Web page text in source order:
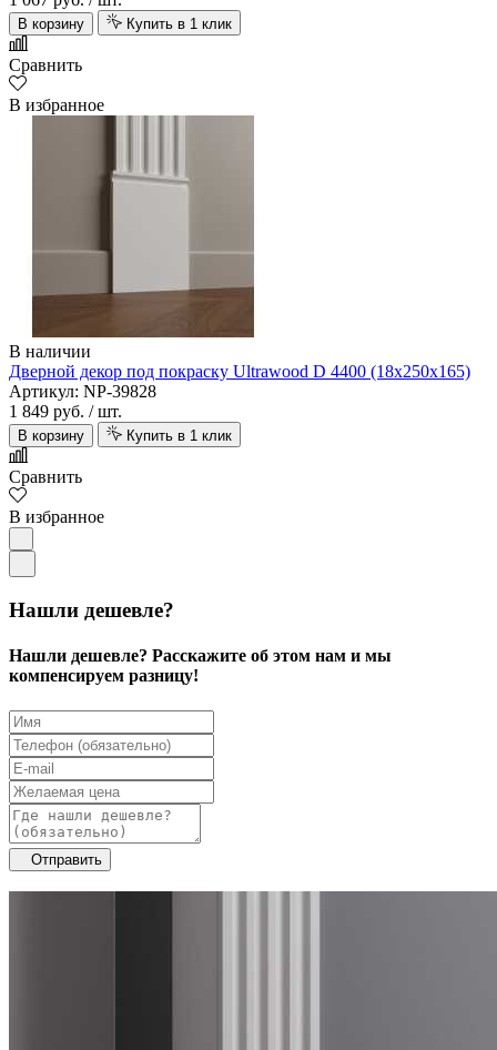
В корзину Купить в 1 клик
Сравнить
В избранное
В наличии
Дверной декор под покраску Ultrawood D 4400 (18х250х165)
Артикул: NP-39828
1 849 руб. / шт.
В корзину Купить в 1 клик
Сравнить
В избранное
Нашли дешевле?
Нашли дешевле? Расскажите об этом нам и мы
компенсируем разницу!
Отправить